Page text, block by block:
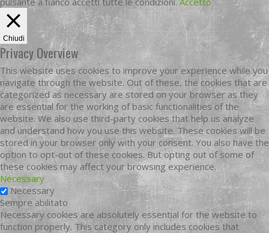
Chiudi
Privacy Overview
This website uses cookies to improve your experience while you
navigate through the website. Out of these, the cookies that are
categorized as necessary are stored on your browser as they
are essential for the working of basic functionalities of the
website. We also use third-party cookies that help us analyze
and understand how you use this website. These cookies will be
stored in your browser only with your consent. You also have the
option to opt-out of these cookies. But opting out of some of
these cookies may affect your browsing experience.
Necessary
Necessary
Sempre abilitato
Necessary cookies are absolutely essential for the website to
function properly. This category only includes cookies that